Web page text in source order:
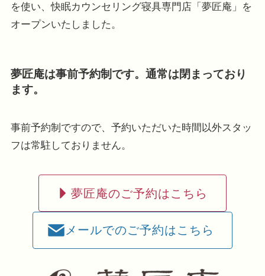
を使い、快眠カウンセリング寝具専門店「夢匠庵」を
オープンいたしました。
夢匠庵は事前予約制です。通常は閉まっており
ます。
事前予約制ですので、予約いただいた時間以外スタッ
フは常駐しておりません。
夢匠庵のご予約はこちら
メールでのご予約はこちら